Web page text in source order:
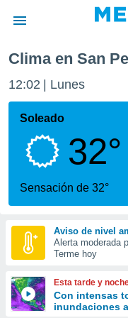
de
ha sido
calidad.
a este
las
y
forma
digital
basada
Clima en San
12:02 Lunes
Soleado
32°
Sensación de 32°
Aviso de nivel
Alerta moderada
Terme hoy
Esta tarde y
Con intensas
inundaciones